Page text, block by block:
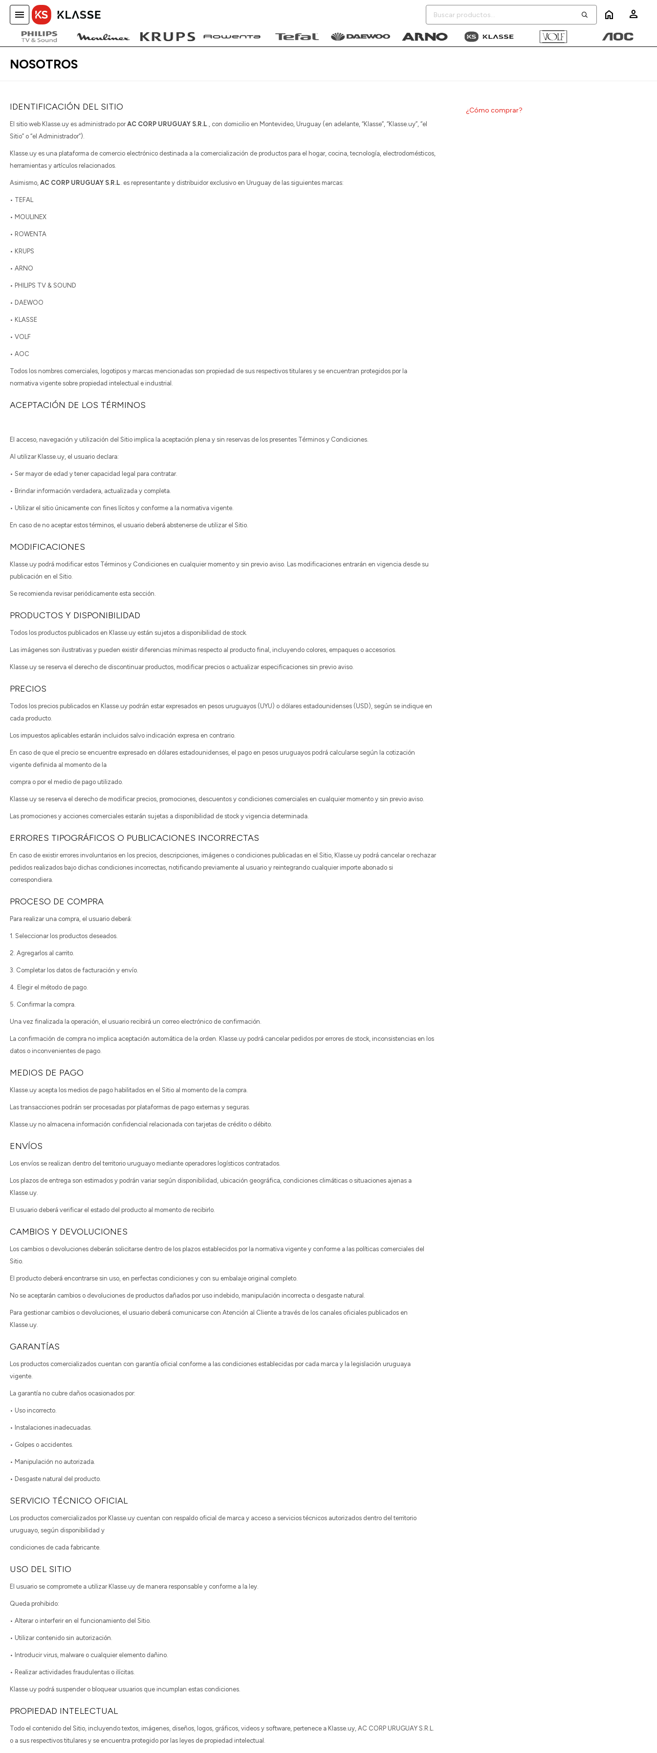
menu home
NOSOTROS
IDENTIFICACIÓN DEL SITIO
El sitio web Klasse.uy es administrado porAC CORP URUGUAY S.R.L., con domicilio en Montevideo, Uruguay (en adelante, “Klasse”, “Klasse.uy”, “el
Sitio” o “el Administrador”).
Klasse.uy es una plataforma de comercio electrónico destinada a la comercialización de productos para el hogar, cocina, tecnología, electrodomésticos,
herramientas y artículos relacionados.
Asimismo, AC CORP URUGUAY S.R.L. es representante y distribuidor exclusivo en Uruguay de las siguientes marcas:
• TEFAL
• MOULINEX
• ROWENTA
• KRUPS
• ARNO
• PHILIPS TV & SOUND
• DAEWOO
• KLASSE
• VOLF
• AOC
Todos los nombres comerciales, logotipos y marcas mencionadas son propiedad de sus respectivos titulares y se encuentran protegidos por la
normativa vigente sobre propiedad intelectual e industrial.
ACEPTACIÓN DE LOS TÉRMINOS
El acceso, navegación y utilización del Sitio implica la aceptación plena y sin reservas de los presentes Términos y Condiciones.
Al utilizar Klasse.uy, el usuario declara:
• Ser mayor de edad y tener capacidad legal para contratar.
• Brindar información verdadera, actualizada y completa.
• Utilizar el sitio únicamente con fines lícitos y conforme a la normativa vigente.
En caso de no aceptar estos términos, el usuario deberá abstenerse de utilizar el Sitio.
MODIFICACIONES
Klasse.uy podrá modificar estos Términos y Condiciones en cualquier momento y sin previo aviso. Las modificaciones entrarán en vigencia desde su
publicación en el Sitio.
Se recomienda revisar periódicamente esta sección.
PRODUCTOS Y DISPONIBILIDAD
Todos los productos publicados en Klasse.uy están sujetos a disponibilidad de stock.
Las imágenes son ilustrativas y pueden existir diferencias mínimas respecto al producto final, incluyendo colores, empaques o accesorios.
Klasse.uy se reserva el derecho de discontinuar productos, modificar precios o actualizar especificaciones sin previo aviso.
PRECIOS
Todos los precios publicados en Klasse.uy podrán estar expresados en pesos uruguayos (UYU) o dólares estadounidenses (USD), según se indique en
cada producto.
Los impuestos aplicables estarán incluidos salvo indicación expresa en contrario.
En caso de que el precio se encuentre expresado en dólares estadounidenses, el pago en pesos uruguayos podrá calcularse según la cotización
vigente definida al momento de la
compra o por el medio de pago utilizado.
Klasse.uy se reserva el derecho de modificar precios, promociones, descuentos y condiciones comerciales en cualquier momento y sin previo aviso.
Las promociones y acciones comerciales estarán sujetas a disponibilidad de stock y vigencia determinada.
ERRORES TIPOGRÁFICOS O PUBLICACIONES INCORRECTAS
En caso de existir errores involuntarios en los precios, descripciones, imágenes o condiciones publicadas en el Sitio, Klasse.uy podrá cancelar o rechazar
pedidos realizados bajo dichas condiciones incorrectas, notificando previamente al usuario y reintegrando cualquier importe abonado si
correspondiera.
PROCESO DE COMPRA
Para realizar una compra, el usuario deberá:
1. Seleccionar los productos deseados.
2. Agregarlos al carrito.
3. Completar los datos de facturación y envío.
4. Elegir el método de pago.
5. Confirmar la compra.
Una vez finalizada la operación, el usuario recibirá un correo electrónico de confirmación.
La confirmación de compra no implica aceptación automática de la orden. Klasse.uy podrá cancelar pedidos por errores de stock, inconsistencias en los
datos o inconvenientes de pago.
MEDIOS DE PAGO
Klasse.uy acepta los medios de pago habilitados en el Sitio al momento de la compra.
Las transacciones podrán ser procesadas por plataformas de pago externas y seguras.
Klasse.uy no almacena información confidencial relacionada con tarjetas de crédito o débito.
ENVÍOS
Los envíos se realizan dentro del territorio uruguayo mediante operadores logísticos contratados.
Los plazos de entrega son estimados y podrán variar según disponibilidad, ubicación geográfica, condiciones climáticas o situaciones ajenas a
Klasse.uy.
El usuario deberá verificar el estado del producto al momento de recibirlo.
CAMBIOS Y DEVOLUCIONES
Los cambios o devoluciones deberán solicitarse dentro de los plazos establecidos por la normativa vigente y conforme a las políticas comerciales del
Sitio.
El producto deberá encontrarse sin uso, en perfectas condiciones y con su embalaje original completo.
No se aceptarán cambios o devoluciones de productos dañados por uso indebido, manipulación incorrecta o desgaste natural.
Para gestionar cambios o devoluciones, el usuario deberá comunicarse con Atención al Cliente a través de los canales oficiales publicados en
Klasse.uy.
GARANTÍAS
Los productos comercializados cuentan con garantía oficial conforme a las condiciones establecidas por cada marca y la legislación uruguaya
vigente.
La garantía no cubre daños ocasionados por:
• Uso incorrecto.
• Instalaciones inadecuadas.
• Golpes o accidentes.
• Manipulación no autorizada.
• Desgaste natural del producto.
SERVICIO TÉCNICO OFICIAL
Los productos comercializados por Klasse.uy cuentan con respaldo oficial de marca y acceso a servicios técnicos autorizados dentro del territorio
uruguayo, según disponibilidad y
condiciones de cada fabricante.
USO DEL SITIO
El usuario se compromete a utilizar Klasse.uy de manera responsable y conforme a la ley.
Queda prohibido:
• Alterar o interferir en el funcionamiento del Sitio.
• Utilizar contenido sin autorización.
• Introducir virus, malware o cualquier elemento dañino.
• Realizar actividades fraudulentas o ilícitas.
Klasse.uy podrá suspender o bloquear usuarios que incumplan estas condiciones.
PROPIEDAD INTELECTUAL
Todo el contenido del Sitio, incluyendo textos, imágenes, diseños, logos, gráficos, videos y software, pertenece a Klasse.uy, AC CORP URUGUAY S.R.L.
o a sus respectivos titulares y se encuentra protegido por las leyes de propiedad intelectual.
¿Cómo comprar?
close
home
local_shipping